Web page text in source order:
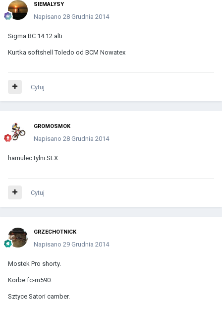
SIEMALYSY
Napisano 28 Grudnia 2014
Sigma BC 14.12 alti
Kurtka softshell Toledo od BCM Nowatex
Cytuj
GROMOSMOK
Napisano 28 Grudnia 2014
hamulec tylni SLX
Cytuj
GRZECHOTNICK
Napisano 29 Grudnia 2014
Mostek Pro shorty.
Korbe fc-m590.
Sztyce Satori camber.